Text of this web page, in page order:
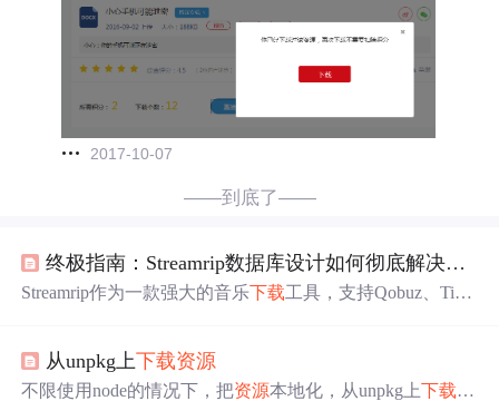
2017-10-07
——到底了——
终极指南：Streamrip数据库设计如何彻底解决
重复
Streamrip作为一款强大的音乐下载工具，支持Qobuz、Tida
解析Streamrip的数据库架构，揭示其如何通过精妙设计提
升下载 效率和用户体验。 ## 为什么数据库设计对音乐下载
从unpkg上下载资源
不限使用node的情况下，把资源本地化，从unpkg上下载相